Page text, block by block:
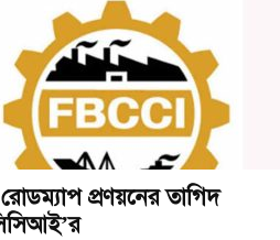
রোডম্যাপ প্রণয়নের তাগিদ